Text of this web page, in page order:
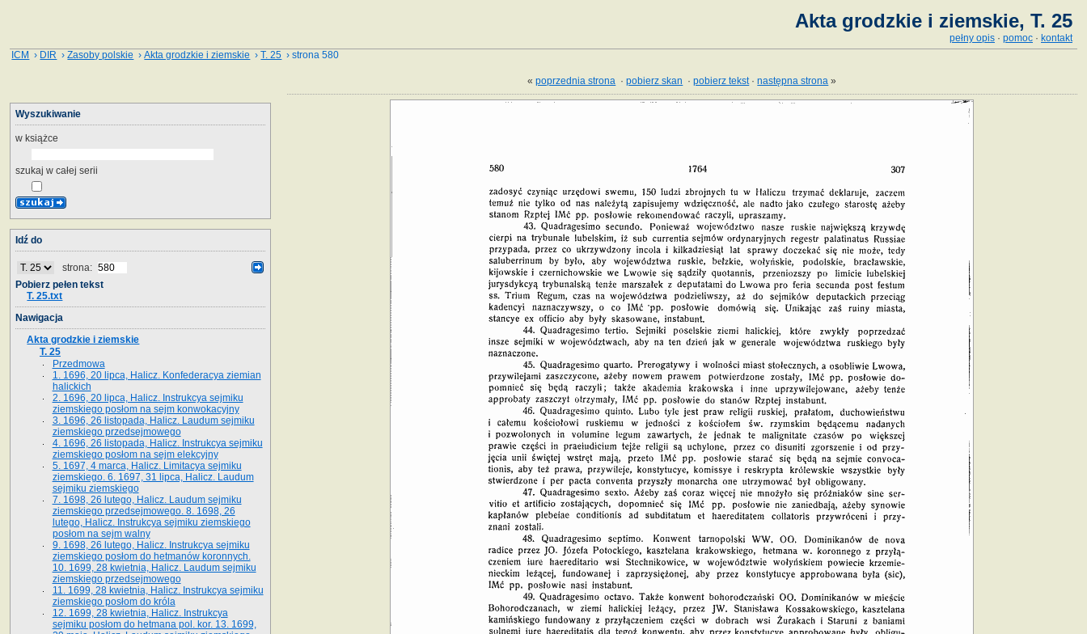
Akta grodzkie i ziemskie, T. 25
pełny opis · pomoc · kontakt
ICM › DIR ›Zasoby polskie ›Akta grodzkie i ziemskie ›T. 25 › strona 580
«poprzednia strona ·pobierz skan ·pobierz tekst·następna strona »
Wyszukiwanie
w książce
szukaj w całej serii
Idź do
strona:
Pobierz pełen tekst
T. 25.txt
Nawigacja
Akta grodzkie i ziemskie
T. 25
Przedmowa
1. 1696, 20 lipca, Halicz. Konfederacya ziemian
halickich
2. 1696, 20 lipca, Halicz. Instrukcya sejmiku
ziemskiego posłom na sejm konwokacyjny
3. 1696, 26 listopada, Halicz. Laudum sejmiku
ziemskiego przedsejmowego
4. 1696, 26 listopada, Halicz. Instrukcya sejmiku
ziemskiego posłom na sejm elekcyjny
5. 1697, 4 marca, Halicz. Limitacya sejmiku
ziemskiego. 6. 1697, 31 lipca, Halicz. Laudum
sejmiku ziemskiego
7. 1698, 26 lutego, Halicz. Laudum sejmiku
ziemskiego przedsejmowego. 8. 1698, 26
lutego, Halicz. Instrukcya sejmiku ziemskiego
posłom na sejm walny
9. 1698, 26 lutego, Halicz. Instrukcya sejmiku
ziemskiego posłom do hetmanów koronnych.
10. 1699, 28 kwietnia, Halicz. Laudum sejmiku
ziemskiego przedsejmowego
11. 1699, 28 kwietnia, Halicz. Instrukcya sejmiku
ziemskiego posłom do króla
12. 1699, 28 kwietnia, Halicz. Instrukcya
sejmiku posłom do hetmana pol. kor. 13. 1699,